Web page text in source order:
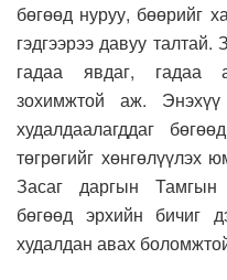
бөгөөд нуруу, бөөрийг
гэдгээрээ давуу
гадаа явдаг, гадаа
зохимжтой аж.
худалдаалагддаг
төгрөгийг хөнгөлүүлэх
Засаг даргын Тамгын
бөгөөд эрхийн бичиг
худалдан авах